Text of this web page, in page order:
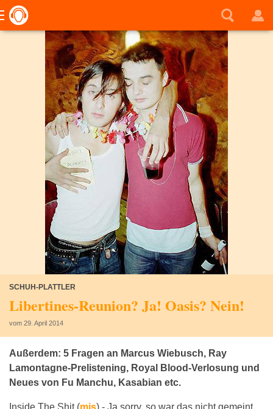
SCHUH-PLATTLER
Libertines-Reunion? Ja! Oasis? Nein!
vom 29. April 2014
Außerdem: 5 Fragen an Marcus Wiebusch, Ray
Lamontagne-Prelistening, Royal Blood-Verlosung und
Neues von Fu Manchu, Kasabian etc.
Inside The Shit (mis) - Ja sorry, so war das nicht gemeint,